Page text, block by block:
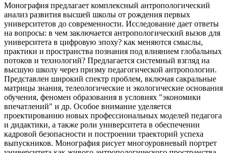
Монография предлагает комплексный антропологический
анализ развития высшей школы от рождения первых
университетов до современности. Исследование дает ответы
на вопросы: в чем заключается антропологический вызов для
университета в цифровую эпоху? как меняются смыслы,
практики и пространства познания под влиянием глобальных
потоков и технологий? Предлагается системный взгляд на
высшую школу через призму педагогической антропологии.
Представлен широкий спектр проблем, включая сакральные
матрицы знания, телеологические и экологические основания
обучения, феномен образования в условиях "экономики
впечатлений" и др. Особое внимание уделяется
проектированию новых профессиональных моделей педагога
и дидактики, а также роли университета в обеспечении
кадровой безопасности и построении траекторий успеха
выпускников. Монография рисует многоуровневый портрет